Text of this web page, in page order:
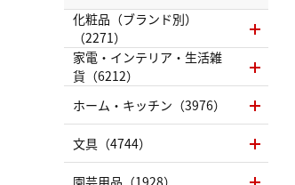
化粧品（ブランド別）
（2271）
家電・インテリア・生活雑
貨（6212）
ホーム・キッチン（3976）
文具（4744）
園芸用品（1928）